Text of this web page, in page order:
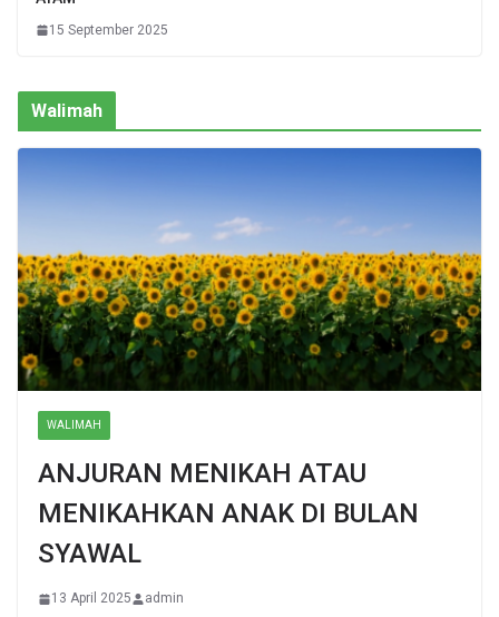
15 September 2025
Walimah
WALIMAH
ANJURAN MENIKAH ATAU
MENIKAHKAN ANAK DI BULAN
SYAWAL
13 April 2025 admin